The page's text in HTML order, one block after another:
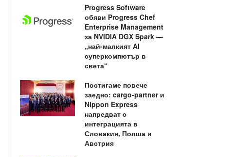
Progress Software
обяви Progress Chef
Enterprise Management
за NVIDIA DGX Spark —
„най-малкият AI
суперкомпютър в
света“
Постигаме повече
заедно: cargo-partner и
Nippon Express
напредват с
интеграцията в
Словакия, Полша и
Австрия